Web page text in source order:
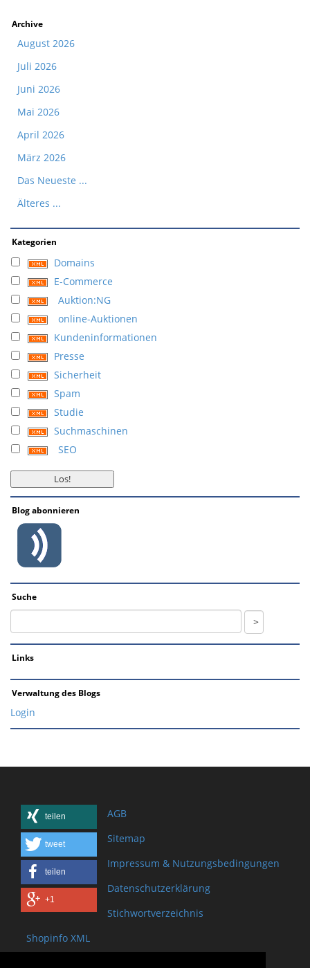
Archive
August 2026
Juli 2026
Juni 2026
Mai 2026
April 2026
März 2026
Das Neueste ...
Älteres ...
Kategorien
Domains
E-Commerce
Auktion:NG
online-Auktionen
Kundeninformationen
Presse
Sicherheit
Spam
Studie
Suchmaschinen
SEO
Blog abonnieren
Suche
Links
Verwaltung des Blogs
Login
teilen
tweet
teilen
+1
AGB
Sitemap
Impressum & Nutzungsbedingungen
Datenschutzerklärung
Stichwortverzeichnis
Shopinfo XML